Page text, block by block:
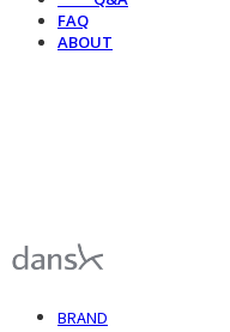
FAQ
ABOUT
BRAND